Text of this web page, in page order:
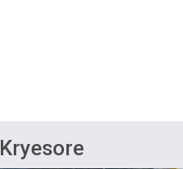
Kryesore